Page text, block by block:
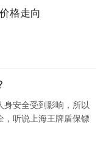
格走向
安全受到影响，所以
，听说上海王牌盾保镖